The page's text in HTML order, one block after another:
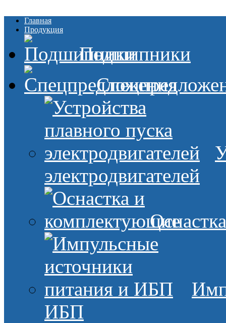
Главная
Продукция
Подшипники
электродвигателей
ИБП